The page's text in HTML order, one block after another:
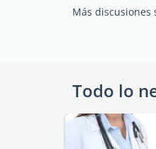
Más discusiones
Todo lo